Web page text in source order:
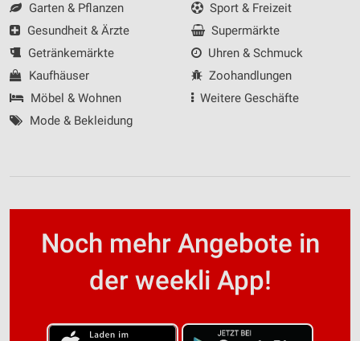
Garten & Pflanzen
Gesundheit & Ärzte
Getränkemärkte
Kaufhäuser
Möbel & Wohnen
Mode & Bekleidung
Sport & Freizeit
Supermärkte
Uhren & Schmuck
Zoohandlungen
Weitere Geschäfte
Noch mehr Angebote in
der weekli App!